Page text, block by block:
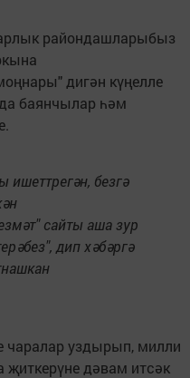
райондашларыбыз
дигән күңелле
баянчылар һәм
ишеттрегән, безгә
сайты аша зур
дип хәбәргә
чаралар уздырып, милли
дәвам итсәк